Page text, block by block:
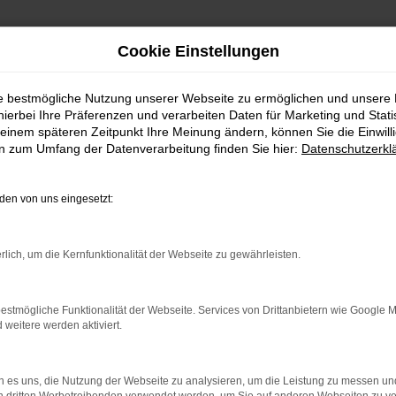
NEUWAGEN BEI
eines neuen Škoda. Bei uns finden Sie nicht nur
zu einem rundum positiven Erlebnis machen.
individuelle Finanzierungs- und Leasingoptionen,
von Zubehör und Ersatzteilen, damit Ihr
Beratung zur Seite und hilft Ihnen, das Fahrzeug
von uns zu Ihrem neuen Traumfahrzeug beraten. Wir
Cookie Einstellungen
bestmögliche Nutzung unserer Webseite zu ermöglichen und unsere
Ihre Präferenzen und verarbeiten Daten für Marketing und
späteren Zeitpunkt Ihre Meinung ändern, können Sie die
zum Umfang der Datenverarbeitung finden Sie hier:
von uns eingesetzt:
um die Kernfunktionalität der Webseite zu gewährleisten.
Funktionalität der Webseite. Services von Drittanbietern wie Google
weitere werden aktiviert.
es uns, die Nutzung der Webseite zu analysieren, um die Leistung zu messen